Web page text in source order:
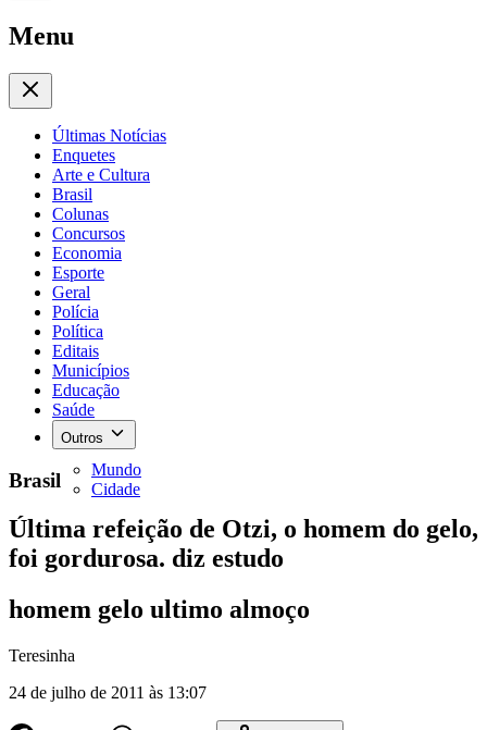
Menu
Últimas Notícias
Enquetes
Arte e Cultura
Brasil
Colunas
Concursos
Economia
Esporte
Geral
Polícia
Política
Editais
Municípios
Educação
Saúde
Outros
Mundo
Cidade
Brasil
Última refeição de Otzi, o homem do gelo,
foi gordurosa. diz estudo
homem gelo ultimo almoço
Teresinha
24 de julho de 2011 às 13:07